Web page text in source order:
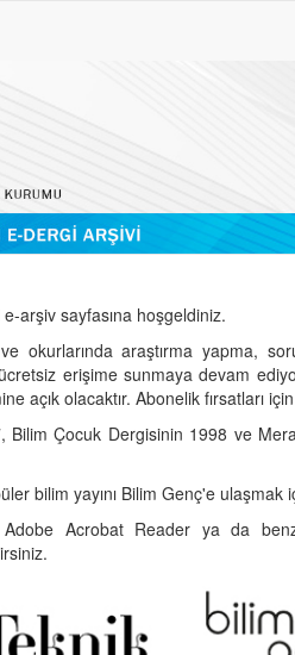
arşiv sayfasına hoşgeldiniz.
okurlarında araştırma yapma,
erişime sunmaya devam
açık olacaktır. Abonelik fırsatları için
Çocuk Dergisinin 1998 ve
bilim yayını Bilim Genç'e ulaşmak
Acrobat Reader ya da